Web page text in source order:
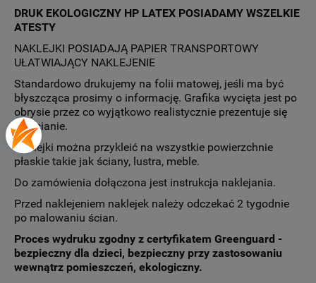
DRUK EKOLOGICZNY HP LATEX POSIADAMY WSZELKIE
ATESTY
NAKLEJKI POSIADAJĄ PAPIER TRANSPORTOWY
UŁATWIAJĄCY NAKLEJENIE
Standardowo drukujemy na folii matowej, jeśli ma być
błyszcząca prosimy o informację. Grafika wycięta jest po
obrysie przez co wyjątkowo realistycznie prezentuje się
na ścianie.
Naklejki można przykleić na wszystkie powierzchnie
płaskie takie jak ściany, lustra, meble.
Do zamówienia dołączona jest instrukcja naklejania.
Przed naklejeniem naklejek należy odczekać 2 tygodnie
po malowaniu ścian.
Proces wydruku zgodny z certyfikatem Greenguard -
bezpieczny dla dzieci, bezpieczny przy zastosowaniu
wewnątrz pomieszczeń, ekologiczny.